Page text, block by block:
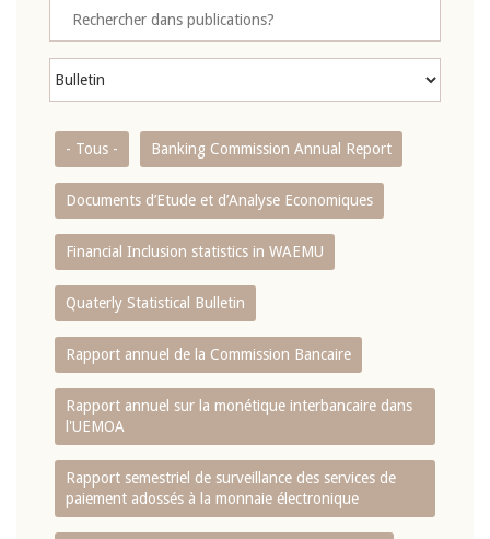
- Tous - Banking Commission Annual Report
Documents d’Etude et d’Analyse Economiques
Financial Inclusion statistics in WAEMU
Quaterly Statistical Bulletin
Rapport annuel de la Commission Bancaire
Rapport annuel sur la monétique interbancaire dans
l'UEMOA
Rapport semestriel de surveillance des services de
paiement adossés à la monnaie électronique